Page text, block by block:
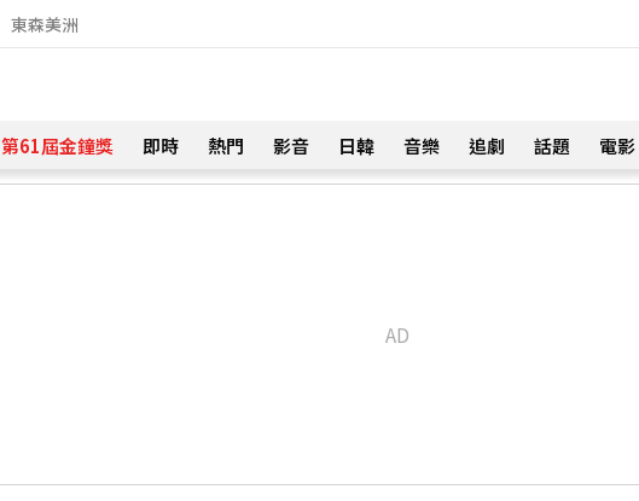
東森美洲
第61屆金鐘獎 即時 熱門 影音 日韓 音樂 追劇 話題 電影